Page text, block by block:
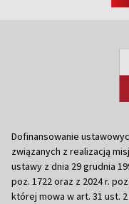
Dofinansowanie
związanych z realizacją
ustawy z dnia 29 grudnia
poz. 1722 oraz z 2024 r.
której mowa w art. 31 ust.